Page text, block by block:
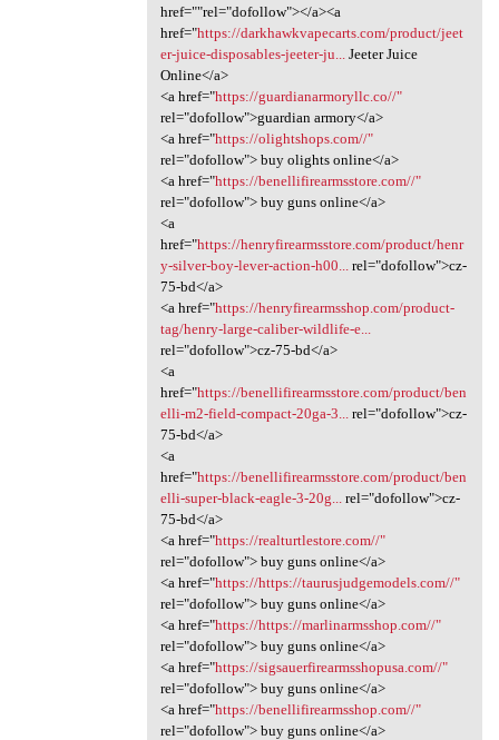
href=""rel="dofollow"></a><a
href="https://darkhawkvapecarts.com/product/jeet
er-juice-disposables-jeeter-ju...
Jeeter Juice
Online</a>
<a href="https://guardianarmoryllc.co//"
rel="dofollow">guardian armory</a>
<a href="https://olightshops.com//"
rel="dofollow"> buy olights online</a>
<a href="https://benellifirearmsstore.com//"
rel="dofollow"> buy guns online</a>
<a
href="https://henryfirearmsstore.com/product/henr
y-silver-boy-lever-action-h00...
rel="dofollow">cz-
75-bd</a>
<a href="https://henryfirearmsshop.com/product-
tag/henry-large-caliber-wildlife-e...
rel="dofollow">cz-75-bd</a>
<a
href="https://benellifirearmsstore.com/product/ben
elli-m2-field-compact-20ga-3...
rel="dofollow">cz-
75-bd</a>
<a
href="https://benellifirearmsstore.com/product/ben
elli-super-black-eagle-3-20g...
rel="dofollow">cz-
75-bd</a>
<a href="https://realturtlestore.com//"
rel="dofollow"> buy guns online</a>
<a href="https://https://taurusjudgemodels.com//"
rel="dofollow"> buy guns online</a>
<a href="https://https://marlinarmsshop.com//"
rel="dofollow"> buy guns online</a>
<a href="https://sigsauerfirearmsshopusa.com//"
rel="dofollow"> buy guns online</a>
<a href="https://benellifirearmsshop.com//"
rel="dofollow"> buy guns online</a>